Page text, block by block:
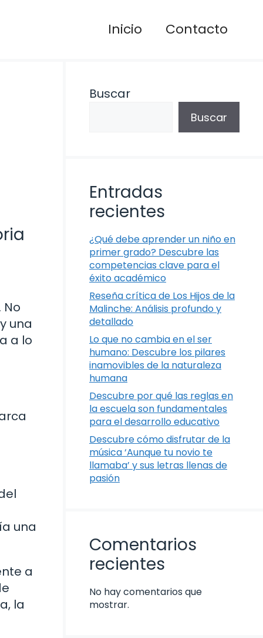
Inicio Contacto
una
a lo
una
a
la
Buscar
Buscar
Entradas
recientes
¿Qué debe aprender un niño en
primer grado? Descubre las
competencias clave para el
éxito académico
Reseña crítica de Los Hijos de la
Malinche: Análisis profundo y
detallado
Lo que no cambia en el ser
humano: Descubre los pilares
inamovibles de la naturaleza
humana
Descubre por qué las reglas en
la escuela son fundamentales
para el desarrollo educativo
Descubre cómo disfrutar de la
música ‘Aunque tu novio te
llamaba’ y sus letras llenas de
pasión
Comentarios
recientes
No hay comentarios que
mostrar.